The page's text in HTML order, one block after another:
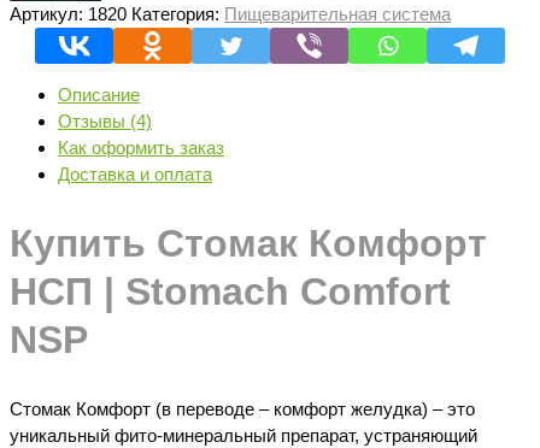
Стомак
Комфорт
НСП
| Stomach
Comfort
NSP
Артикул: 1820 Категория: Пищеварительная система
Описание
Отзывы (4)
Как оформить заказ
Доставка и оплата
Купить Стомак Комфорт
НСП | Stomach Comfort
NSP
Стомак Комфорт (в переводе – комфорт желудка) – это
уникальный фито-минеральный препарат, устраняющий